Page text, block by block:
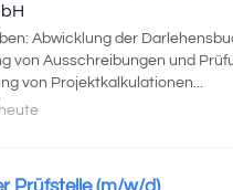
Abwicklung der
von Ausschreibungen und
von Projektkalkulationen...
heute